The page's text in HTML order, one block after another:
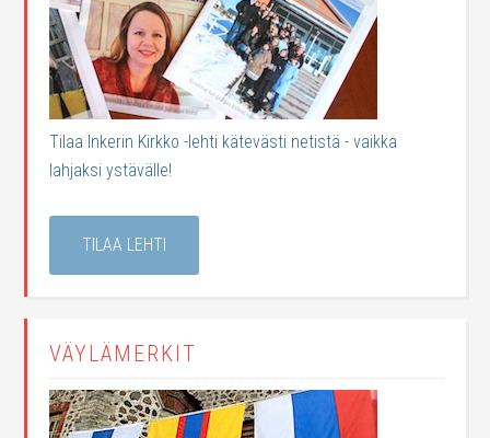
Tilaa Inkerin Kirkko -lehti kätevästi netistä - vaikka
lahjaksi ystävälle!
TILAA LEHTI
VÄYLÄMERKIT